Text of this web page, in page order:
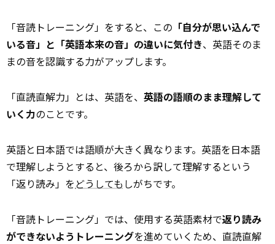
「音読トレーニング」をすると、この 「自分が思い込んで
いる音」と「英語本来の音」の違いに気付き、英語そのま
まの音を認識する力がアップします。
「直読直解力」とは、英語を、 英語の語順のまま理解して
いく力のことです。
英語と日本語では語順が大きく異なります。英語を日本語
で理解しようとすると、後ろから訳して理解するという
「返り読み」を どうしても しがちです。
「音読トレーニング」では、使用する英語素材で返り読み
ができないようトレーニングを進めていくため、直読直解